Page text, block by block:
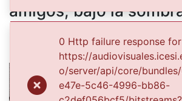
amigos, bajo la
municipio de
0 Http failure response for
https://
o/server/api/core/bundles/
e47e-5c46-4996-bb86-